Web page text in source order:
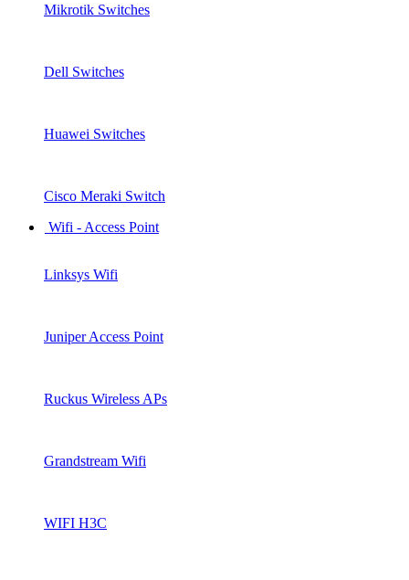
Mikrotik Switches
Dell Switches
Huawei Switches
Cisco Meraki Switch
Wifi - Access Point
Linksys Wifi
Juniper Access Point
Ruckus Wireless APs
Grandstream Wifi
WIFI H3C